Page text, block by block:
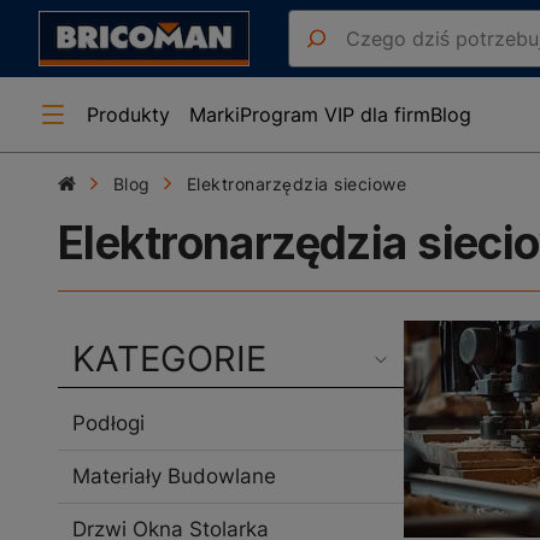
Produkty MarkiProgram VIP dla firmBlog
Blog Elektronarzędzia sieciowe
Elektronarzędzia
KATEGORIE
Podłogi
Materiały Budowlane
Drzwi Okna Stolarka